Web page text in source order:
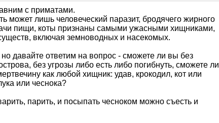
с приматами.
может лишь человеческий паразит, бродячего жирного
пищи, коты признаны самыми ужасными хищниками,
включая земноводных и насекомых.
давайте ответим на вопрос - сможете ли вы без
без угрозы либо есть либо погибнуть, сможете ли
как любой хищник: удав, крокодил, кот или
или чеснока?
парить, и посыпать чесноком можно съесть и